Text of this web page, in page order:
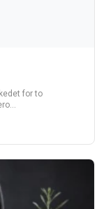
for to